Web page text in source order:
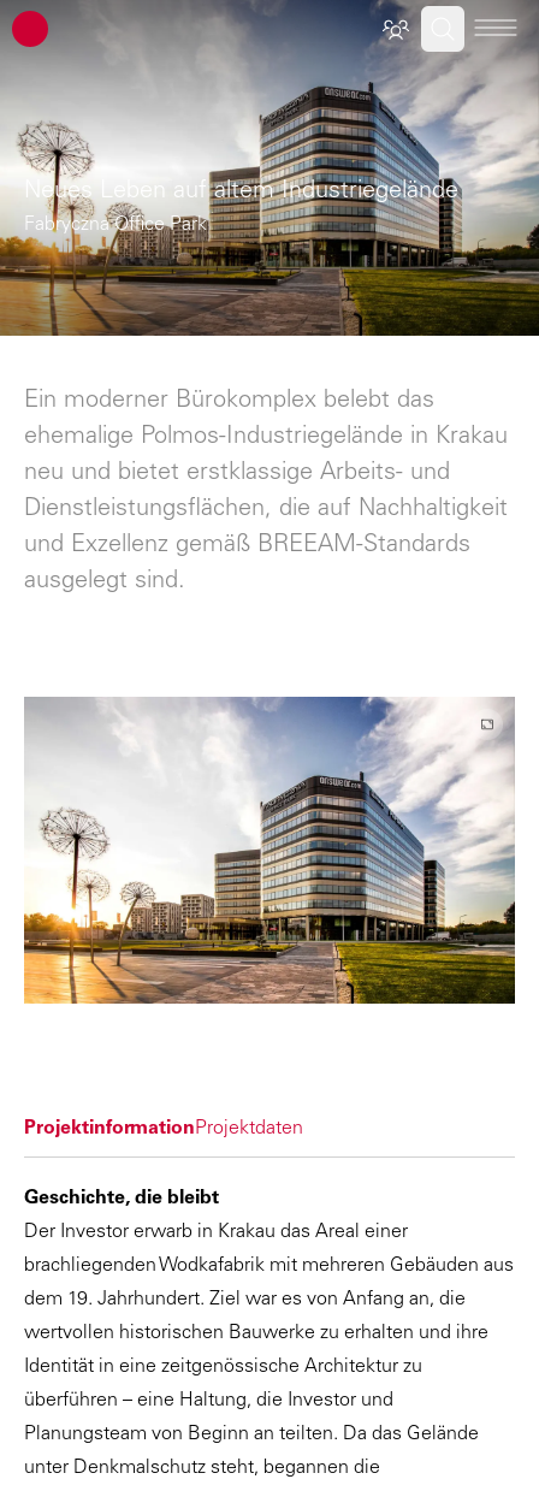
ATP Architekten Ingenieure
Neues Leben auf altem Industriegelände
Fabryczna Office Park
Ein moderner Bürokomplex belebt das
ehemalige Polmos-Industriegelände in Krakau
neu und bietet erstklassige Arbeits- und
Dienstleistungsflächen, die auf Nachhaltigkeit
und Exzellenz gemäß BREEAM-Standards
ausgelegt sind.
ProjektinformationProjektdaten
Geschichte, die bleibt
Der Investor erwarb in Krakau das Areal einer
brachliegenden Wodkafabrik mit mehreren Gebäuden aus
dem 19. Jahrhundert. Ziel war es von Anfang an, die
wertvollen historischen Bauwerke zu erhalten und ihre
Identität in eine zeitgenössische Architektur zu
überführen – eine Haltung, die Investor und
Planungsteam von Beginn an teilten. Da das Gelände
unter Denkmalschutz steht, begannen die